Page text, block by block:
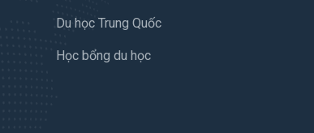
Du học Trung Quốc
Học bổng du học